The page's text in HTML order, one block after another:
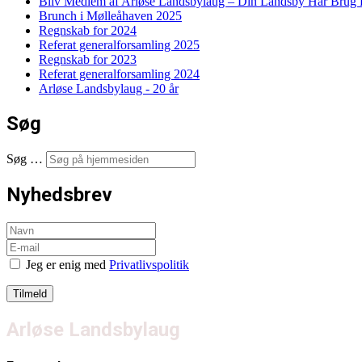
Brunch i Mølleåhaven 2025
Regnskab for 2024
Referat generalforsamling 2025
Regnskab for 2023
Referat generalforsamling 2024
Arløse Landsbylaug - 20 år
Søg
Søg …
Nyhedsbrev
Jeg er enig med Privatlivspolitik
Arløse Landsbylaug